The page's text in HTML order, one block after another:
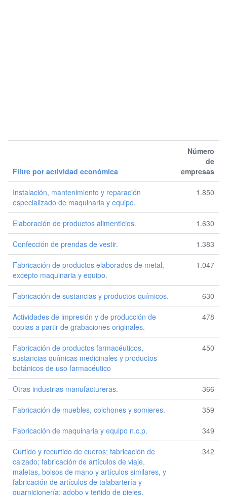
Filtre por actividad económica
Número
de
empresas
Instalación, mantenimiento y reparación
especializado de maquinaria y equipo.
1.850
Elaboración de productos alimenticios. 1.630
Confección de prendas de vestir. 1.383
Fabricación de productos elaborados de metal,
excepto maquinaria y equipo.
1.047
Fabricación de sustancias y productos químicos. 630
Actividades de impresión y de producción de
copias a partir de grabaciones originales.
478
Fabricación de productos farmacéuticos,
sustancias químicas medicinales y productos
botánicos de uso farmacéutico
450
Otras industrias manufactureras. 366
Fabricación de muebles, colchones y somieres. 359
Fabricación de maquinaria y equipo n.c.p. 349
Curtido y recurtido de cueros; fabricación de
calzado; fabricación de artículos de viaje,
maletas, bolsos de mano y artículos similares, y
fabricación de artículos de talabartería y
guarnicionería; adobo y teñido de pieles.
342